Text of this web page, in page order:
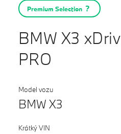
Modely
Servis
Služby
Akční nabídky BMW
Výkup vozů
BMW Premium Selection
Kontakty BMW
Fan e-shop
Premium Selection
BMW X3
PRO
Model vozu
BMW X3
Krátký VIN